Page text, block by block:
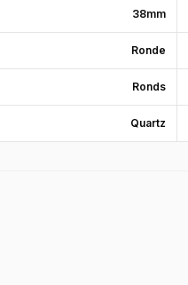
38mm
Ronde
Ronds
Quartz